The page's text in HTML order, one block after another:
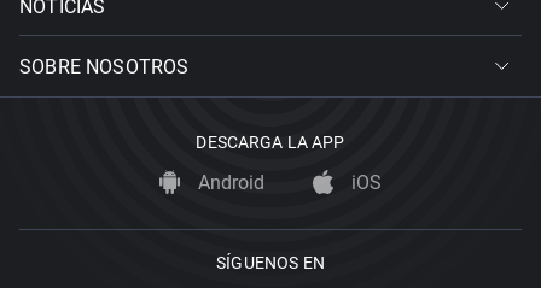
NOTICIAS
SOBRE NOSOTROS
DESCARGA LA APP
Android iOS
SÍGUENOS EN